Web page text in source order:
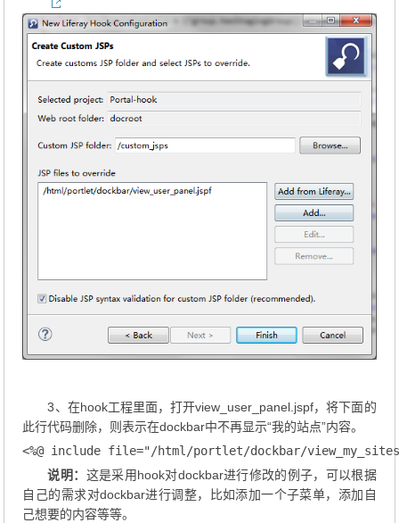
3、在hook工程里面，打开view_user_panel.jspf，将下面的
此行代码删除，则表示在dockbar中不再显示“我的站点”内容。
<%@ include file="/html/portlet/dockbar/
说明： 这是采用hook对dockbar进行修改的例子，可以根据
自己的需求对dockbar进行调整，比如添加一个子菜单，添加自
己想要的内容等等。